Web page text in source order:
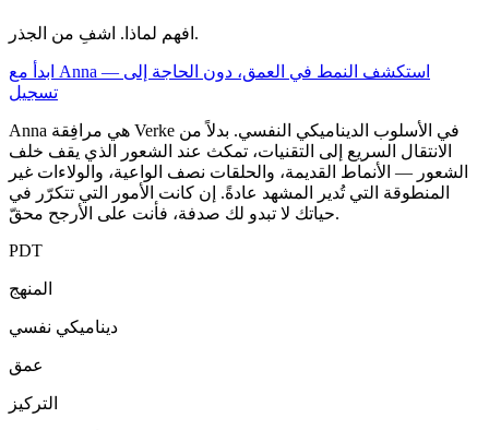
افهم لماذا. اشفِ من الجذر.
ابدأ مع Anna — استكشف النمط في العمق، دون الحاجة إلى
تسجيل
Anna هي مرافِقة Verke في الأسلوب الديناميكي النفسي. بدلاً من
الانتقال السريع إلى التقنيات، تمكث عند الشعور الذي يقف خلف
الشعور — الأنماط القديمة، والحلقات نصف الواعية، والولاءات غير
المنطوقة التي تُدير المشهد عادةً. إن كانت الأمور التي تتكرّر في
حياتك لا تبدو لك صدفة، فأنت على الأرجح محقّ.
PDT
المنهج
ديناميكي نفسي
عمق
التركيز